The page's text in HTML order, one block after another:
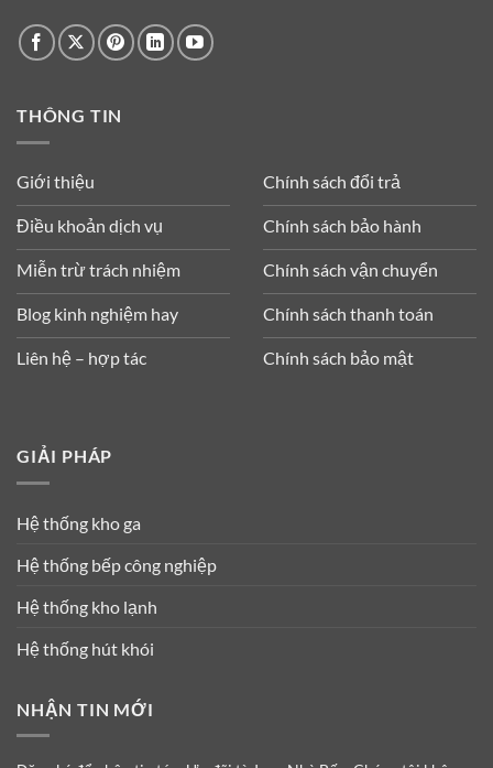
THÔNG TIN
Giới thiệu
Điều khoản dịch vụ
Miễn trừ trách nhiệm
Blog kinh nghiệm hay
Liên hệ – hợp tác
Chính sách đổi trả
Chính sách bảo hành
Chính sách vận chuyển
Chính sách thanh toán
Chính sách bảo mật
GIẢI PHÁP
Hệ thống kho ga
Hệ thống bếp công nghiệp
Hệ thống kho lạnh
Hệ thống hút khói
NHẬN TIN MỚI